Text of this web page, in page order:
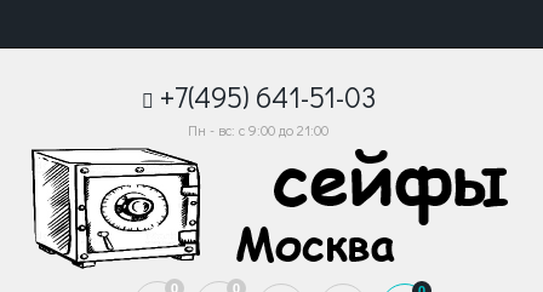
+7(495) 641-51-03
Пн - вс: с 9:00 до 21:00
0 0